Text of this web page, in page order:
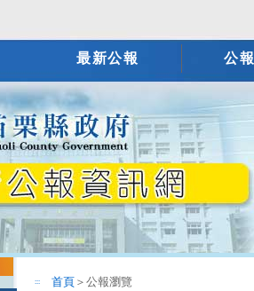
最新公報 公
::: 首頁 ＞公報瀏覽